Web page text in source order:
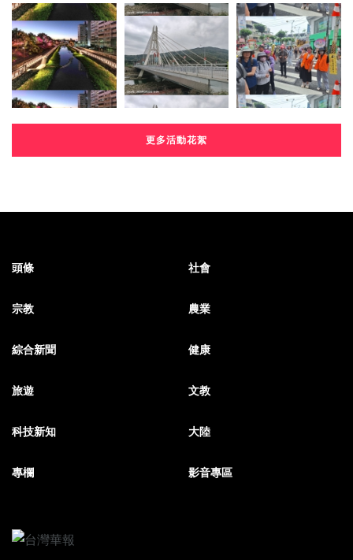
更多活動花絮
頭條 社會
宗教 農業
綜合新聞 健康
旅遊 文教
科技新知 大陸
專欄 影音專區